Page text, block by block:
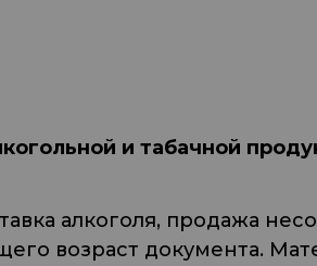
и табачной
алкоголя, продажа
возраст документа.